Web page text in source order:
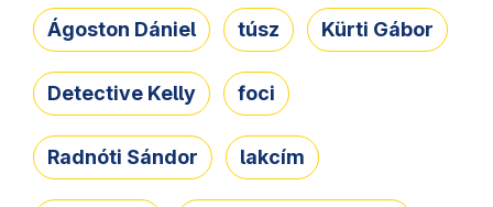
Ágoston Dániel túsz Kürti Gábor
Detective Kelly foci
Radnóti Sándor lakcím